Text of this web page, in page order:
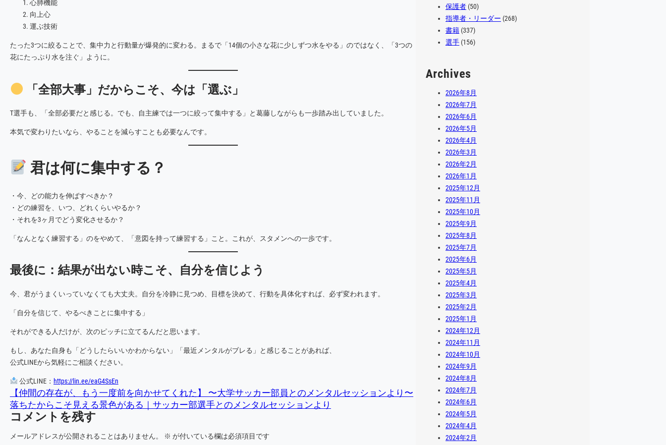
心肺機能
向上心
運ぶ技術
たった3つに絞ることで、集中力と行動量が爆発的に変わる。まるで「14個の小さな花に少しずつ水をやる」のではなく、「3つの
花にたっぷり水を注ぐ」ように。
「全部大事」だからこそ、今は「選ぶ」
T選手も、「全部必要だと感じる。でも、自主練では一つに絞って集中する」と葛藤しながらも一歩踏み出していました。
本気で変わりたいなら、やることを減らすことも必要なんです。
君は何に集中する？
・今、どの能力を伸ばすべきか？
・どの練習を、いつ、どれくらいやるか？
・それを3ヶ月でどう変化させるか？
「なんとなく練習する」のをやめて、「意図を持って練習する」こと。これが、スタメンへの一歩です。
最後に：結果が出ない時こそ、自分を信じよう
今、君がうまくいっていなくても大丈夫。自分を冷静に見つめ、目標を決めて、行動を具体化すれば、必ず変われます。
「自分を信じて、やるべきことに集中する」
それができる人だけが、次のピッチに立てるんだと思います。
もし、あなた自身も「どうしたらいいかわからない」「最近メンタルがブレる」と感じることがあれば、
公式LINEから気軽にご相談ください。
公式LINE： https://lin.ee/eaG4SsEn
【仲間の存在が、もう一度前を向かせてくれた】 〜大学サッカー部員とのメンタルセッションより〜
落ちたからこそ見える景色がある｜サッカー部選手とのメンタルセッションより
コメントを残す
メールアドレスが公開されることはありません。 ※ が付いている欄は必須項目です
保護者 (50)
指導者・リーダー (268)
書籍 (337)
選手 (156)
Archives
2026年8月
2026年7月
2026年6月
2026年5月
2026年4月
2026年3月
2026年2月
2026年1月
2025年12月
2025年11月
2025年10月
2025年9月
2025年8月
2025年7月
2025年6月
2025年5月
2025年4月
2025年3月
2025年2月
2025年1月
2024年12月
2024年11月
2024年10月
2024年9月
2024年8月
2024年7月
2024年6月
2024年5月
2024年4月
2024年2月